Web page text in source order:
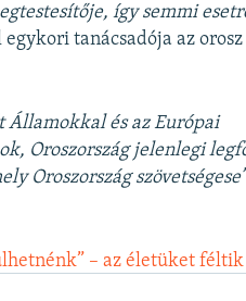
így semmi
tanácsadója az orosz
Államokkal és az Európai
Oroszország jelenlegi
Oroszország
– az életüket féltik